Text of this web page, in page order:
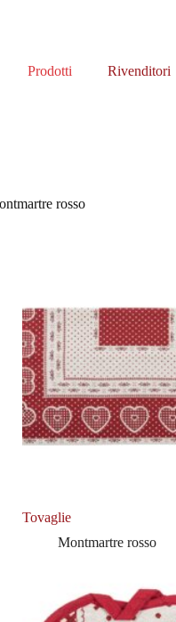
Prodotti Rivenditori
rosso
Tovaglie
Montmartre rosso